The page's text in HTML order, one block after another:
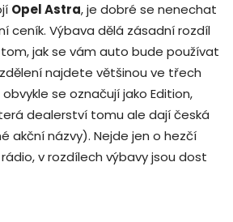
Opel Astra, je dobré se nenechat
ceník. Výbava dělá zásadní rozdíl
jak se vám auto bude používat
najdete většinou ve třech
se označují jako Edition,
dealerství tomu ale dají česká
akční názvy). Nejde jen o hezčí
v rozdílech výbavy jsou dost